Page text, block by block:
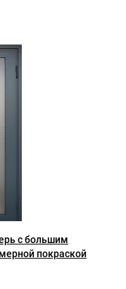
дверь с остеклением,
окрашиванием